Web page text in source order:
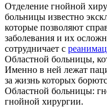
Отделение гнойной
больницы известно
которые позволяют
заболевания и их
сотрудничает с
Областной больницы,
Именно в ней лежат
за жизнь которых
Областной больницы:
гнойной хирургии.